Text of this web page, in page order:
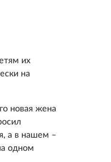
их
на
новая жена
а в нашем –
одном